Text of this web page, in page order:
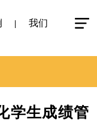
我们
学生成绩管